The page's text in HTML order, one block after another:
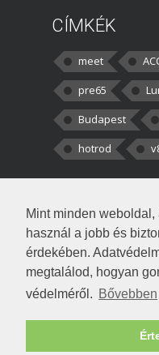
Mint minden
használ a jobb és
érdekében.
megtalálod, hogyan
védelméről. Bővebben
CÍMKÉK
meet
pre65
Budapest
hotrod
kortisz:
darabbaal
Béke:
!fasza Örültem is